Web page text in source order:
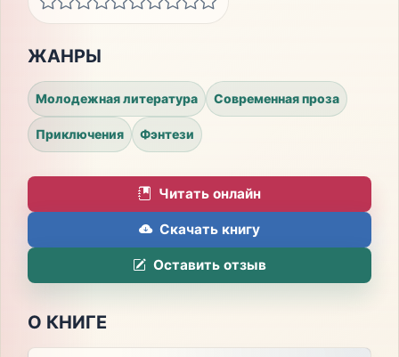
ЖАНРЫ
Молодежная литература Современная проза
Приключения Фэнтези
Читать онлайн
Скачать книгу
Оставить отзыв
О КНИГЕ